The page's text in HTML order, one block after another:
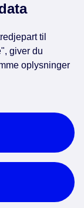
til
giver du
oplysninger